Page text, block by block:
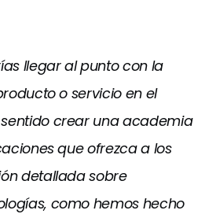
llegar al punto con la
o servicio en el
crear una academia
que ofrezca a los
detallada sobre
como hemos hecho